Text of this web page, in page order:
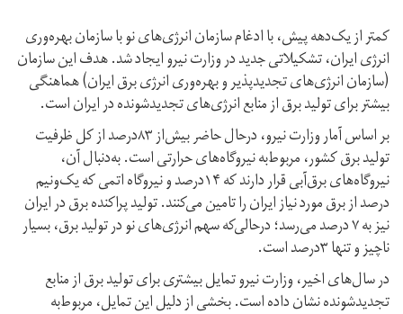
کمتر از یک‌دهه پیش، با ادغام سازمان انرژی‌های نو با سازمان بهره‌وری
انرژی ایران، تشکیلاتی جدید در وزارت نیرو ایجاد شد. هدف این سازمان
(سازمان انرژی‌های تجدیدپذیر و بهره‌وری انرژی برق ایران) هماهنگی
بیشتر برای تولید برق از منابع انرژی‌های تجدیدشونده در ایران است.
بر اساس آمار وزارت نیرو، درحال حاضر بیش‌از ۸۳درصد از کل ظرفیت
تولید برق کشور، مربوط‌به نیروگاه‌های حرارتی‌ است. به‌دنبال آن،
نیروگاه‌های برق‌آبی قرار دارند که ۱۴درصد و نیروگاه اتمی که یک‌ونیم
درصد از برق مورد نیاز ایران را تامین می‌کنند. تولید پراکنده برق در ایران
نیز به ۷ درصد می‌رسد؛ درحالی‌که سهم انرژی‌های نو در تولید برق، بسیار
ناچیز و تنها ۳درصد است.
در سال‌های اخیر، وزارت نیرو تمایل بیشتری برای تولید برق از منابع
تجدیدشونده نشان داده است. بخشی از دلیل این تمایل، مربوط‌به